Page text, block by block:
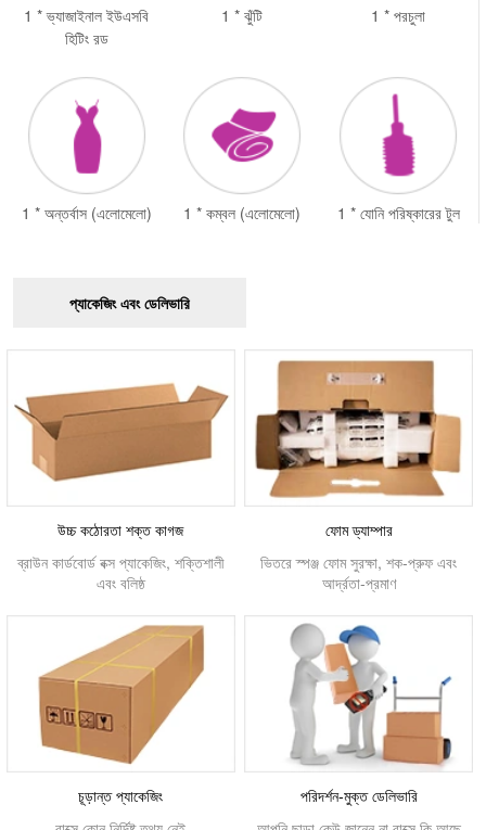
1 * ভ্যাজাইনাল ইউএসবি
হিটিং রড
1 * ঝুঁটি 1 * পরচুলা
1 * অন্তর্বাস (এলোমেলো) 1 * কম্বল (এলোমেলো) 1 * যোনি পরিষ্কারের টুল
প্যাকেজিং এবং ডেলিভারি
উচ্চ কঠোরতা শক্ত কাগজ
ব্রাউন কার্ডবোর্ড বক্স প্যাকেজিং, শক্তিশালী
এবং বলিষ্ঠ
ফোম ড্যাম্পার
ভিতরে স্পঞ্জ ফোম সুরক্ষা, শক-প্রুফ এবং
আর্দ্রতা-প্রমাণ
চূড়ান্ত প্যাকেজিং
পরিদর্শন-মুক্ত ডেলিভারি